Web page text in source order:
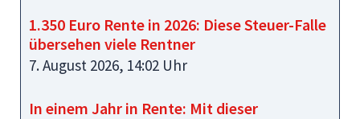
1.350 Euro Rente in 2026: Diese Steuer-Falle
übersehen viele Rentner
7. August 2026, 14:02 Uhr
In einem Jahr in Rente: Mit dieser